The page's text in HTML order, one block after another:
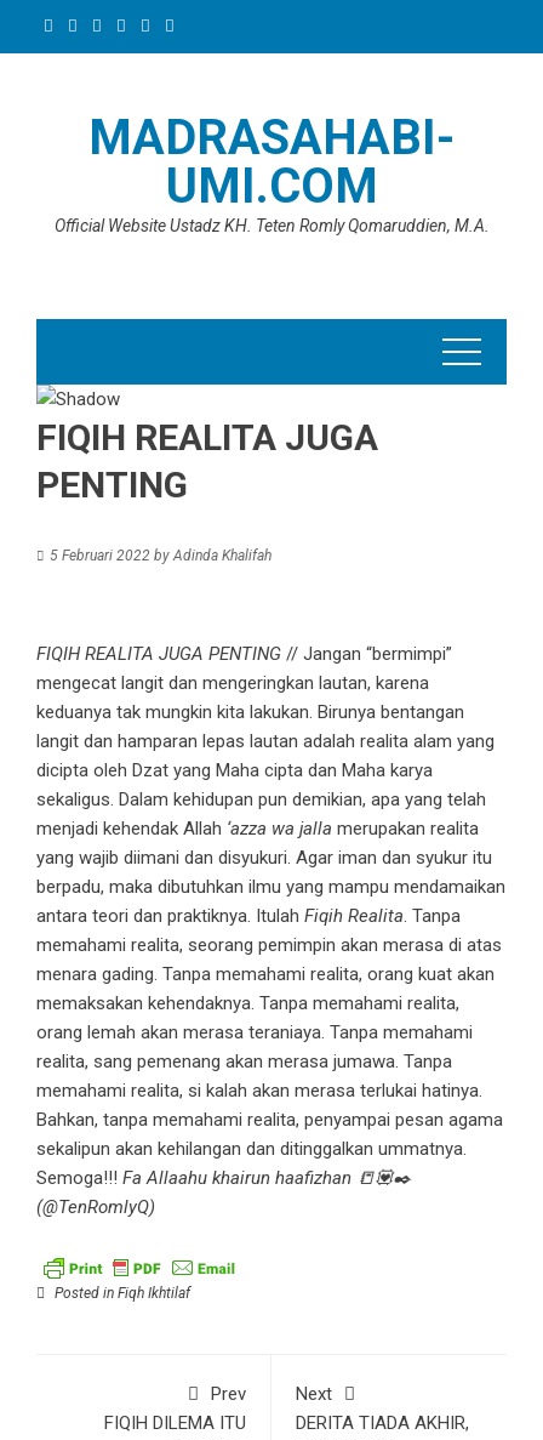
MADRASAHABI-
UMI.COM
Official Website Ustadz KH. Teten Romly Qomaruddien, M.A.
FIQIH REALITA JUGA
PENTING
5 Februari 2022 byAdinda Khalifah
FIQIH REALITA JUGA PENTING // Jangan “bermimpi”
mengecat langit dan mengeringkan lautan, karena
keduanya tak mungkin kita lakukan. Birunya bentangan
langit dan hamparan lepas lautan adalah realita alam yang
dicipta oleh Dzat yang Maha cipta dan Maha karya
sekaligus. Dalam kehidupan pun demikian, apa yang telah
menjadi kehendak Allah ‘azza wa jalla merupakan realita
yang wajib diimani dan disyukuri. Agar iman dan syukur itu
berpadu, maka dibutuhkan ilmu yang mampu mendamaikan
antara teori dan praktiknya. Itulah Fiqih Realita. Tanpa
memahami realita, seorang pemimpin akan merasa di atas
menara gading. Tanpa memahami realita, orang kuat akan
memaksakan kehendaknya. Tanpa memahami realita,
orang lemah akan merasa teraniaya. Tanpa memahami
realita, sang pemenang akan merasa jumawa. Tanpa
memahami realita, si kalah akan merasa terlukai hatinya.
Bahkan, tanpa memahami realita, penyampai pesan agama
sekalipun akan kehilangan dan ditinggalkan ummatnya.
Semoga!!! Fa Allaahu khairun haafizhan 📒💟✒️
(@TenRomlyQ)
Posted in Fiqh Ikhtilaf
Prev
FIQIH DILEMA ITU
Next
DERITA TIADA AKHIR,